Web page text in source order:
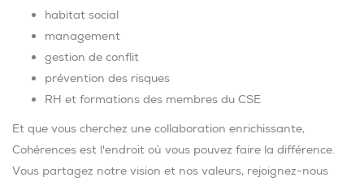
habitat social
management
gestion de conflit
prévention des risques
RH et formations des membres du CSE
Et que vous cherchez une collaboration enrichissante,
Cohérences est l'endroit où vous pouvez faire la différence.
Vous partagez notre vision et nos valeurs, rejoignez-nous